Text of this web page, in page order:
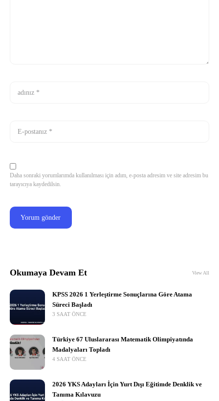
Daha sonraki yorumlarımda kullanılması için adım, e-posta adresim ve site adresim bu
tarayıcıya kaydedilsin.
Okumaya Devam Et View All
KPSS 2026 1 Yerleştirme Sonuçlarına Göre Atama
Süreci Başladı
3 SAAT ÖNCE
Türkiye 67 Uluslararası Matematik Olimpiyatında
Madalyaları Topladı
4 SAAT ÖNCE
2026 YKS Adayları İçin Yurt Dışı Eğitimde Denklik ve
Tanıma Kılavuzu